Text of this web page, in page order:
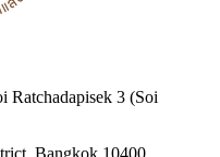
Ratchadapisek 3 (Soi
Bangkok 10400